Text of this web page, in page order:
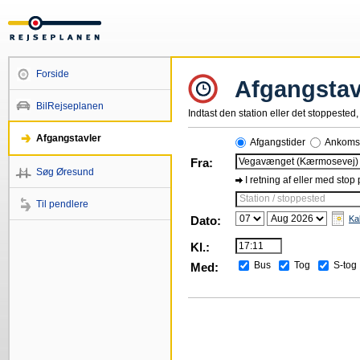
Forside
BilRejseplanen
Afgangstavler
Søg Øresund
Til pendlere
Indtast den station eller det
Afgangstider
Fra:
I retning af eller med stop
Station / stoppested
Dato:
Kl.:
Med:
Bus Tog S-tog